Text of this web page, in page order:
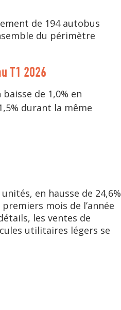
de 194 autobus
du périmètre
T1 2026
de 1,0% en
durant la même
en hausse de 24,6%
mois de l’année
les ventes de
utilitaires légers se